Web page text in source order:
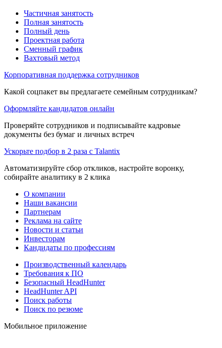
Частичная занятость
Полная занятость
Полный день
Проектная работа
Сменный график
Вахтовый метод
Корпоративная поддержка сотрудников
Какой соцпакет вы предлагаете семейным сотрудникам?
Оформляйте кандидатов онлайн
Проверяйте сотрудников и подписывайте кадровые
документы без бумаг и личных встреч
Ускорьте подбор в 2 раза с Talantix
Автоматизируйте сбор откликов, настройте воронку,
собирайте аналитику в 2 клика
О компании
Наши вакансии
Партнерам
Реклама на сайте
Новости и статьи
Инвесторам
Кандидаты по профессиям
Производственный календарь
Требования к ПО
Безопасный HeadHunter
HeadHunter API
Поиск работы
Поиск по резюме
Мобильное приложение